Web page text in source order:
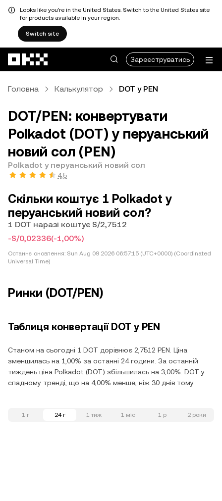
Looks like you're in the United States. Switch to the United States site
for products available in your region.
Switch site
Зареєструватись
Головна Калькулятор DOT у PEN
DOT/PEN: конвертувати
Polkadot (DOT) у перуанський
новий сол (PEN)
Polkadot у перуанський новий сол
4,5
Скільки коштує 1 Polkadot у
перуанський новий сол?
1 DOT наразі коштує S/2,7512
-S/0,02336(-1,00%)
Останнє оновлення: Sun Aug 09 2026 06:57:15 (UTC+0000) (Coordinated
Universal Time)
Ринки (DOT/PEN)
Таблиця конвертації DOT у PEN
Станом на сьогодні 1 DOT дорівнює 2,7512 PEN. Ціна
зменшилась на 1,00% за останні 24 години. За останній
тиждень ціна Polkadot (DOT) збільшилась на 3,00%. DOT у
спадному тренді, що на 4,00% менше, ніж 30 днів тому.
1 г 24 г 1 тиж 1 міс 1 р 2 роки